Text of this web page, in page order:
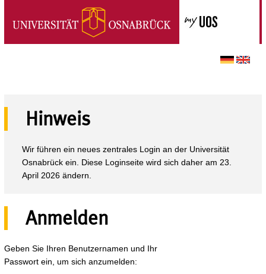
Hinweis
Wir führen ein neues zentrales Login an der Universität
Osnabrück ein. Diese Loginseite wird sich daher am 23.
April 2026 ändern.
Anmelden
Geben Sie Ihren Benutzernamen und Ihr
Passwort ein, um sich anzumelden: